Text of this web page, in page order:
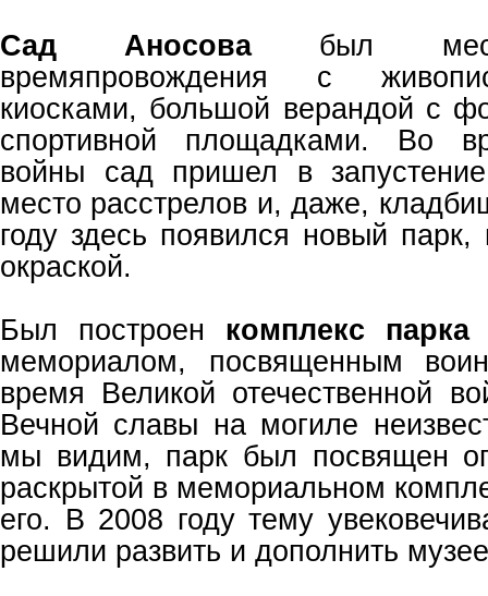
Сад Аносовабыл
времяпровождения с
киосками, большой верандой с
спортивной площадками. Во
войны сад пришел в
место расстрелов и, даже,
году здесь появился новый
окраской.
Был построен комплекс
мемориалом, посвященным
время Великой отечественной
Вечной славы на могиле
мы видим, парк был посвящен
раскрытой в мемориальном
его. В 2008 году тему
решили развить и дополнить